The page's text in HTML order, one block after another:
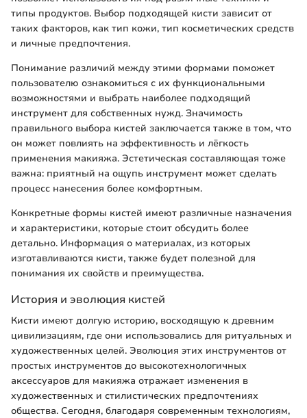
типы продуктов. Выбор подходящей кисти зависит от
таких факторов, как тип кожи, тип косметических средств
и личные предпочтения.
Понимание различий между этими формами поможет
пользователю ознакомиться с их функциональными
возможностями и выбрать наиболее подходящий
инструмент для собственных нужд. Значимость
правильного выбора кистей заключается также в том, что
он может повлиять на эффективность и лёгкость
применения макияжа. Эстетическая составляющая тоже
важна: приятный на ощупь инструмент может сделать
процесс нанесения более комфортным.
Конкретные формы кистей имеют различные назначения
и характеристики, которые стоит обсудить более
детально. Информация о материалах, из которых
изготавливаются кисти, также будет полезной для
понимания их свойств и преимущества.
История и эволюция кистей
Кисти имеют долгую историю, восходящую к древним
цивилизациям, где они использовались для ритуальных и
художественных целей. Эволюция этих инструментов от
простых инструментов до высокотехнологичных
аксессуаров для макияжа отражает изменения в
художественных и стилистических предпочтениях
общества. Сегодня, благодаря современным технологиям,